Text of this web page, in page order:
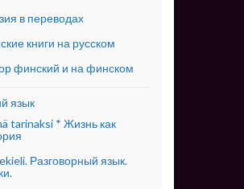
в переводах
книги на русском
финский и на финском
язык
tarinaksi * Жизнь как
Разговорный язык.